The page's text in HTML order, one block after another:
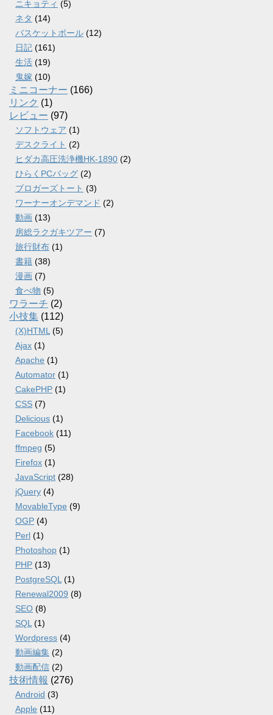
ニキョティ (5)
ネタ (14)
バスケットボール (12)
日記 (161)
生活 (19)
鬼嫁 (10)
ミニコーナー (166)
リンク (1)
レビュー (97)
ソフトウェア (1)
デスクライト (2)
ヒダカ高圧洗浄機HK-1890 (2)
ひらくPCバッグ (2)
ブロガーズトート (3)
ワーナーオンデマンド (2)
動画 (13)
房総ラクガキツアー (7)
旅行財布 (1)
書籍 (38)
漫画 (7)
食べ物 (5)
ワラーチ (2)
小技集 (112)
(X)HTML (5)
Ajax (1)
Apache (1)
Automator (1)
CakePHP (1)
CSS (7)
Delicious (1)
Facebook (11)
ffmpeg (5)
Firefox (1)
JavaScript (28)
jQuery (4)
MovableType (9)
OGP (4)
Perl (1)
Photoshop (1)
PHP (13)
PostgreSQL (1)
Renewal2009 (8)
SEO (8)
SQL (1)
Wordpress (4)
動画編集 (2)
動画配信 (2)
技術情報 (276)
Android (3)
Apple (11)